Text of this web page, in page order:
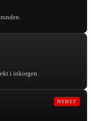
i inkorgen.
NYHET